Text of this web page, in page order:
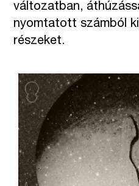
változatban,
nyomtatott számból
részeket.